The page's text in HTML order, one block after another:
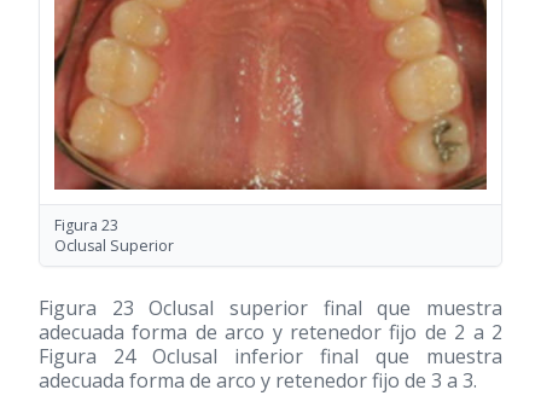
Figura 23
Oclusal Superior
Figura 23 Oclusal superior final que muestra
adecuada forma de arco y retenedor fijo de 2 a 2
Figura 24 Oclusal inferior final que muestra
adecuada forma de arco y retenedor fijo de 3 a 3.